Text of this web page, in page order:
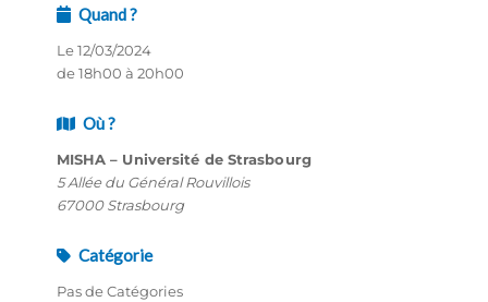
Quand ?
Le 12/03/2024
de 18h00 à 20h00
Où ?
MISHA – Université de Strasbourg
5 Allée du Général Rouvillois
67000 Strasbourg
Catégorie
Pas de Catégories